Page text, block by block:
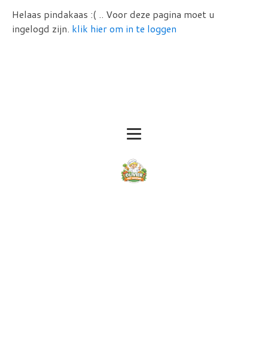
Helaas pindakaas :( .. Voor deze pagina moet u
ingelogd zijn. klik hier om in te loggen